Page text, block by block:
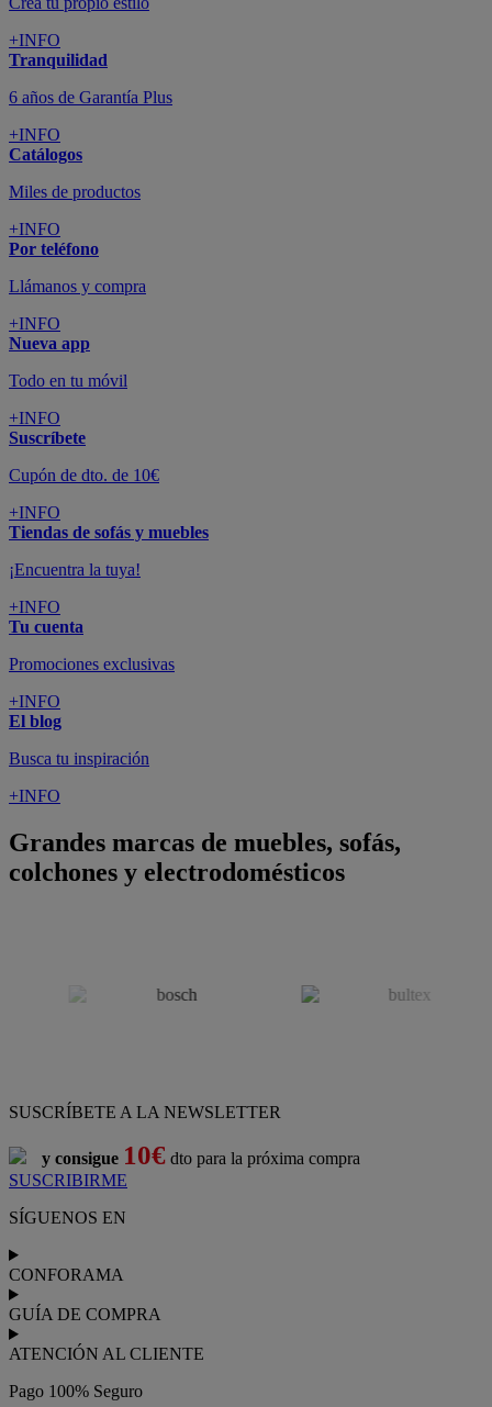
+INFO
Tranquilidad
6 años de Garantía Plus
+INFO
Catálogos
Miles de productos
+INFO
Por teléfono
Llámanos y compra
+INFO
Nueva app
Todo en tu móvil
+INFO
Suscríbete
Cupón de dto. de 10€
+INFO
Tiendas de sofás y muebles
¡Encuentra la tuya!
+INFO
Tu cuenta
Promociones exclusivas
+INFO
El blog
Busca tu inspiración
+INFO
Grandes marcas de muebles, sofás,
colchones y electrodomésticos
SUSCRÍBETE A LA NEWSLETTER
y consigue 10€ dto para la próxima compra
SUSCRIBIRME
SÍGUENOS EN
CONFORAMA
GUÍA DE COMPRA
ATENCIÓN AL CLIENTE
Pago 100% Seguro